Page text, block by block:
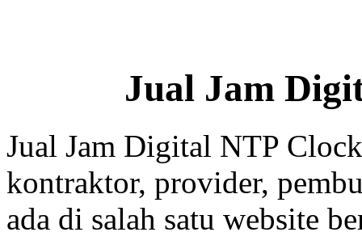
Jual Jam
Jual Jam Digital NTP
kontraktor, provider,
ada di salah satu website